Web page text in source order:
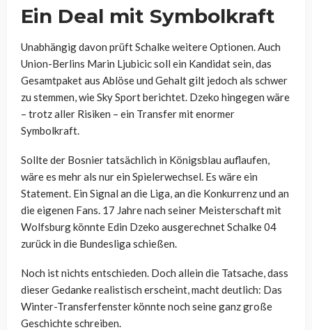
Ein Deal mit Symbolkraft
Unabhängig davon prüft Schalke weitere Optionen. Auch
Union-Berlins Marin Ljubicic soll ein Kandidat sein, das
Gesamtpaket aus Ablöse und Gehalt gilt jedoch als schwer
zu stemmen, wie Sky Sport berichtet. Dzeko hingegen wäre
– trotz aller Risiken – ein Transfer mit enormer
Symbolkraft.
Sollte der Bosnier tatsächlich in Königsblau auflaufen,
wäre es mehr als nur ein Spielerwechsel. Es wäre ein
Statement. Ein Signal an die Liga, an die Konkurrenz und an
die eigenen Fans. 17 Jahre nach seiner Meisterschaft mit
Wolfsburg könnte Edin Dzeko ausgerechnet Schalke 04
zurück in die Bundesliga schießen.
Noch ist nichts entschieden. Doch allein die Tatsache, dass
dieser Gedanke realistisch erscheint, macht deutlich: Das
Winter-Transferfenster könnte noch seine ganz große
Geschichte schreiben.